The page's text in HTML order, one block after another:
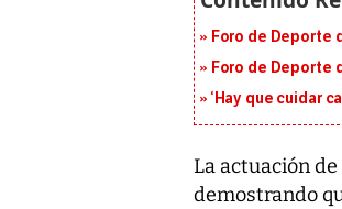
Foro de Deporte
Foro de Deporte
‘Hay que cuidar
La actuación
demostrando